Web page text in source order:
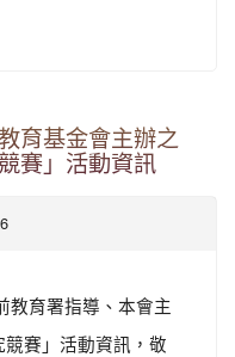
育基金會主辦之
賽」活動資訊
教育署指導、本會主
賽」活動資訊，敬